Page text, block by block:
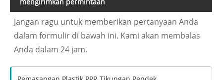
Jangan ragu untuk memberikan pertanyaan Anda
dalam formulir di bawah ini. Kami akan membalas
Anda dalam 24 jam.